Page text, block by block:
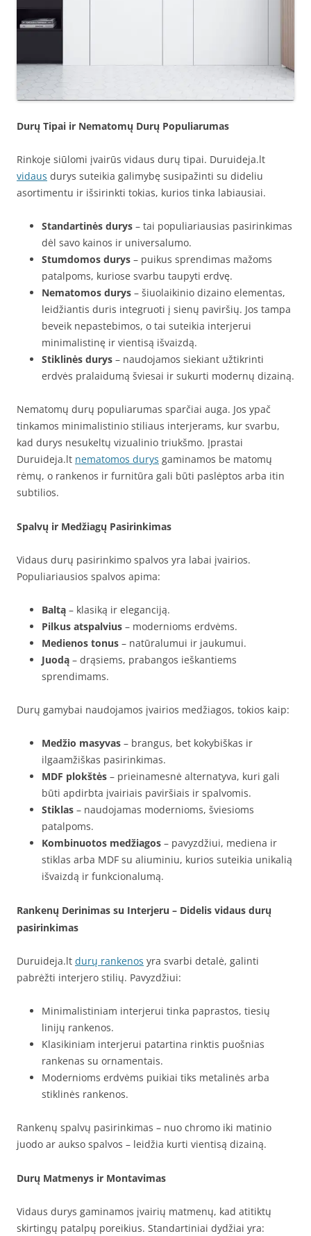
Durų Tipai ir Nematomų Durų Populiarumas
Rinkoje siūlomi įvairūs vidaus durų tipai. Duruideja.lt
vidaus durys suteikia galimybę susipažinti su dideliu
asortimentu ir išsirinkti tokias, kurios tinka labiausiai.
Standartinės durys – tai populiariausias pasirinkimas
dėl savo kainos ir universalumo.
Stumdomos durys – puikus sprendimas mažoms
patalpoms, kuriose svarbu taupyti erdvę.
Nematomos durys – šiuolaikinio dizaino elementas,
leidžiantis duris integruoti į sienų paviršių. Jos tampa
beveik nepastebimos, o tai suteikia interjerui
minimalistinę ir vientisą išvaizdą.
Stiklinės durys – naudojamos siekiant užtikrinti
erdvės pralaidumą šviesai ir sukurti modernų dizainą.
Nematomų durų populiarumas sparčiai auga. Jos ypač
tinkamos minimalistinio stiliaus interjerams, kur svarbu,
kad durys nesukeltų vizualinio triukšmo. Įprastai
Duruideja.lt nematomos durys gaminamos be matomų
rėmų, o rankenos ir furnitūra gali būti paslėptos arba itin
subtilios.
Spalvų ir Medžiagų Pasirinkimas
Vidaus durų pasirinkimo spalvos yra labai įvairios.
Populiariausios spalvos apima:
Baltą – klasiką ir eleganciją.
Pilkus atspalvius – modernioms erdvėms.
Medienos tonus – natūralumui ir jaukumui.
Juodą – drąsiems, prabangos ieškantiems
sprendimams.
Durų gamybai naudojamos įvairios medžiagos, tokios kaip:
Medžio masyvas – brangus, bet kokybiškas ir
ilgaamžiškas pasirinkimas.
MDF plokštės – prieinamesnė alternatyva, kuri gali
būti apdirbta įvairiais paviršiais ir spalvomis.
Stiklas – naudojamas modernioms, šviesioms
patalpoms.
Kombinuotos medžiagos – pavyzdžiui, mediena ir
stiklas arba MDF su aliuminiu, kurios suteikia unikalią
išvaizdą ir funkcionalumą.
Rankenų Derinimas su Interjeru – Didelis vidaus durų
pasirinkimas
Duruideja.lt durų rankenos yra svarbi detalė, galinti
pabrėžti interjero stilių. Pavyzdžiui:
Minimalistiniam interjerui tinka paprastos, tiesių
linijų rankenos.
Klasikiniam interjerui patartina rinktis puošnias
rankenas su ornamentais.
Modernioms erdvėms puikiai tiks metalinės arba
stiklinės rankenos.
Rankenų spalvų pasirinkimas – nuo chromo iki matinio
juodo ar aukso spalvos – leidžia kurti vientisą dizainą.
Durų Matmenys ir Montavimas
Vidaus durys gaminamos įvairių matmenų, kad atitiktų
skirtingų patalpų poreikius. Standartiniai dydžiai yra: